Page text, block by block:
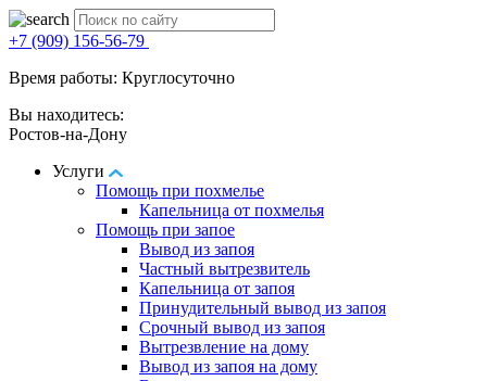
+7 (909) 156-56-79
Время работы: Круглосуточно
Вы находитесь:
Ростов-на-Дону
Услуги
Помощь при похмелье
Капельница от похмелья
Помощь при запое
Вывод из запоя
Частный вытрезвитель
Капельница от запоя
Принудительный вывод из запоя
Срочный вывод из запоя
Вытрезвление на дому
Вывод из запоя на дому